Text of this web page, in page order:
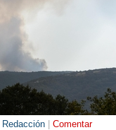
Redacción| Comentar